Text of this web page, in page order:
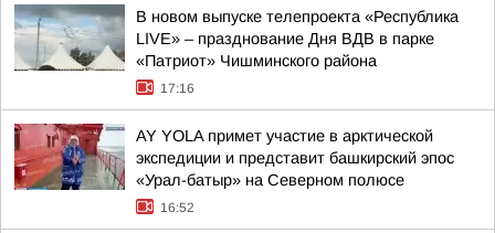
В новом выпуске телепроекта «Республика
LIVE» – празднование Дня ВДВ в парке
«Патриот» Чишминского района
17:16
AY YOLA примет участие в арктической
экспедиции и представит башкирский эпос
«Урал-батыр» на Северном полюсе
16:52